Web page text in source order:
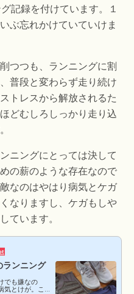
記録を付けています。１
ぶ忘れかけていていけま
つつも、ランニングに割
普段と変わらず走り続け
トレスから解放されるた
どむしろしっかり走り込
ニングにとっては決して
の薪のような存在なので
なのはやはり病気とケガ
なりますし、ケガもしや
ています。
ランニング
でも嫌なの
気とけが。こ